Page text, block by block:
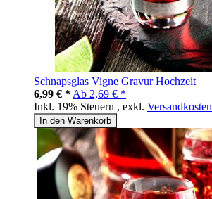
Schnapsglas Vigne Gravur Hochzeit
6,99 € * Ab 2,69 € *
Inkl. 19% Steuern , exkl. Versandkosten
In den Warenkorb